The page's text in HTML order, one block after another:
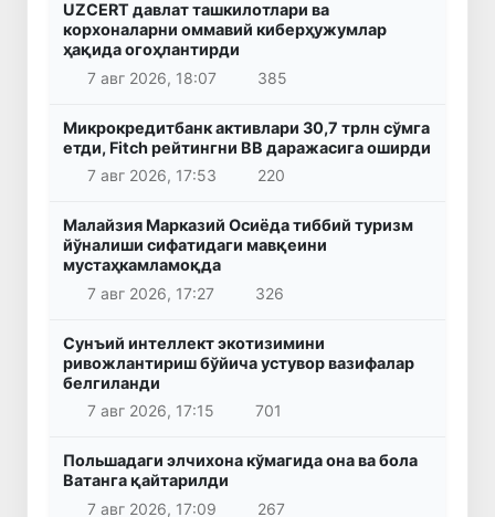
UZCERT давлат ташкилотлари ва
корхоналарни оммавий киберҳужумлар
ҳақида огоҳлантирди
7 авг 2026, 18:07
385
Микрокредитбанк активлари 30,7 трлн сўмга
етди, Fitch рейтингни BB даражасига оширди
7 авг 2026, 17:53
220
Малайзия Марказий Осиёда тиббий туризм
йўналиши сифатидаги мавқеини
мустаҳкамламоқда
7 авг 2026, 17:27
326
Сунъий интеллект экотизимини
ривожлантириш бўйича устувор вазифалар
белгиланди
7 авг 2026, 17:15
701
Польшадаги элчихона кўмагида она ва бола
Ватанга қайтарилди
7 авг 2026, 17:09
267